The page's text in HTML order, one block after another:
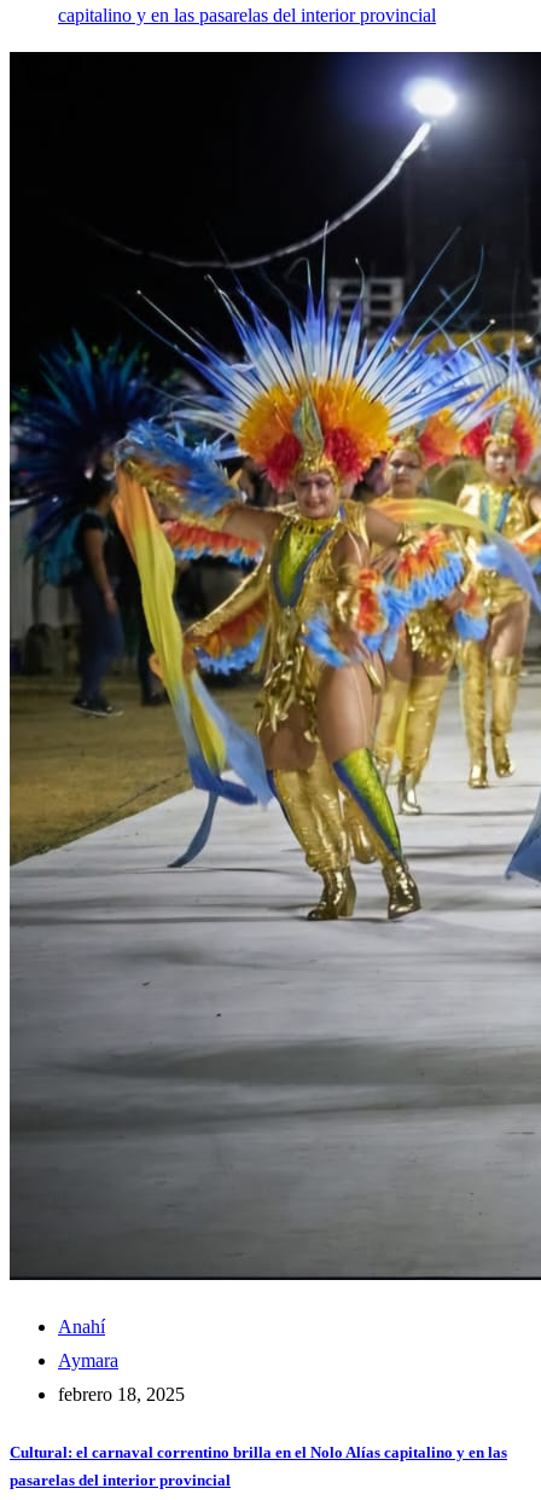
capitalino y en las pasarelas del interior provincial
Anahí
Aymara
febrero 18, 2025
Cultural: el carnaval correntino brilla en el Nolo Alías capitalino y en las
pasarelas del interior provincial